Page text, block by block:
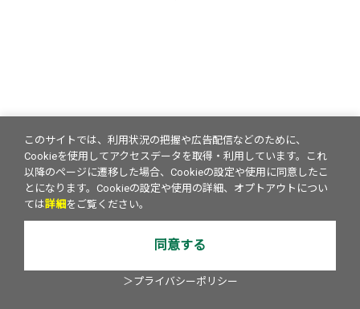
このサイトでは、利用状況の把握や広告配信などのために、
Cookieを使用してアクセスデータを取得・利用しています。これ
以降のページに遷移した場合、Cookieの設定や使用に同意したこ
とになります。Cookieの設定や使用の詳細、オプトアウトについ
ては詳細 をご覧ください。
同意する
＞プライバシーポリシー